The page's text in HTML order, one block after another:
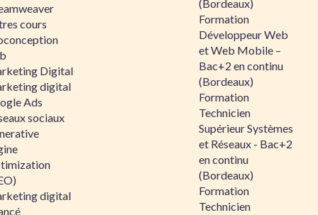
cours
Digital
digital
Ads
sociaux
digital
(Bordeaux)
Formation
Développeur Web
et Web Mobile –
Bac+2 en continu
(Bordeaux)
Formation
Technicien
Supérieur Systèmes
et Réseaux - Bac+2
en continu
(Bordeaux)
Formation
Technicien